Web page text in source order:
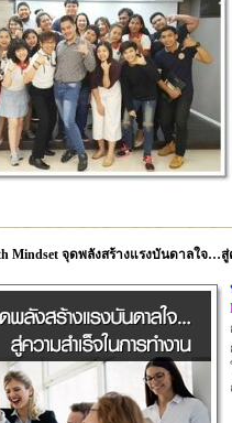
Mindset จุดพลังสร้างแรงบันดาลใจ…